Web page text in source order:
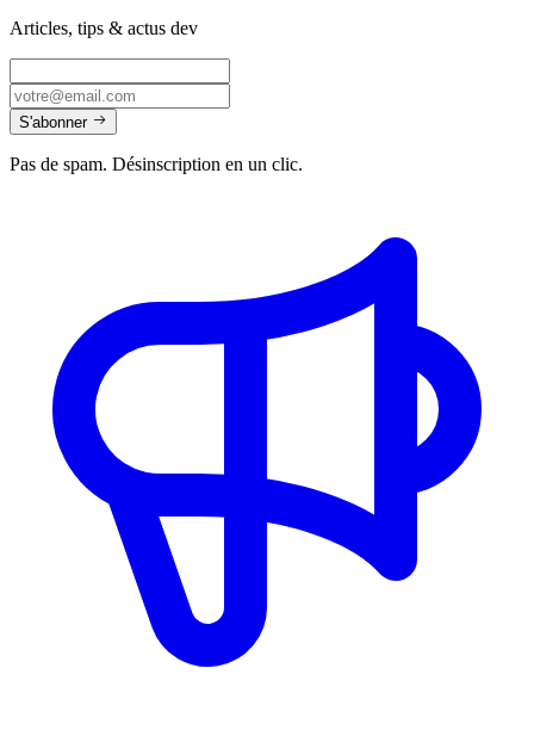
Articles, tips & actus dev
S'abonner
Pas de spam. Désinscription en un clic.